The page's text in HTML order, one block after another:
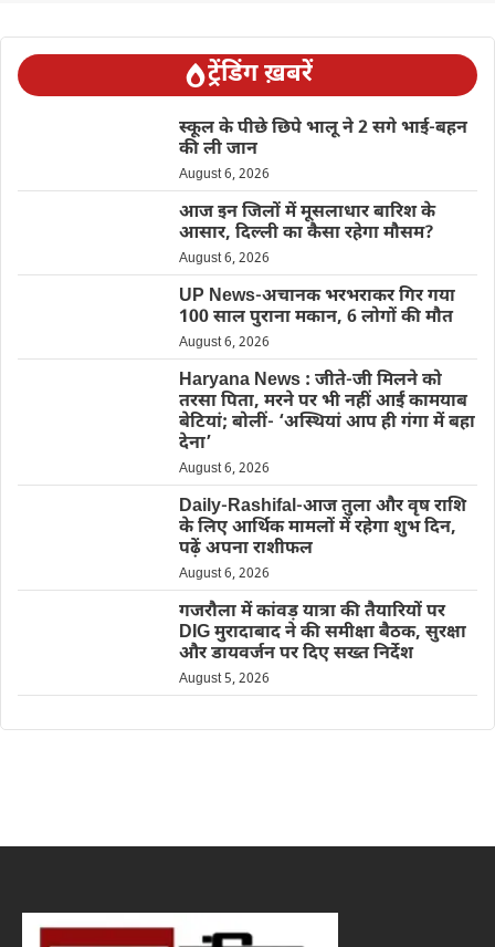
ट्रेंडिंग ख़बरें
स्कूल के पीछे छिपे भालू ने 2 सगे भाई-बहन
की ली जान
August 6, 2026
आज इन जिलों में मूसलाधार बारिश के
आसार, दिल्ली का कैसा रहेगा मौसम?
August 6, 2026
UP News-अचानक भरभराकर गिर गया
100 साल पुराना मकान, 6 लोगों की मौत
August 6, 2026
Haryana News : जीते-जी मिलने को
तरसा पिता, मरने पर भी नहीं आईं कामयाब
बेटियां; बोलीं- ‘अस्थियां आप ही गंगा में बहा
देना’
August 6, 2026
Daily-Rashifal-आज तुला और वृष राशि
के लिए आर्थिक मामलों में रहेगा शुभ दिन,
पढ़ें अपना राशीफल
August 6, 2026
गजरौला में कांवड़ यात्रा की तैयारियों पर
DIG मुरादाबाद ने की समीक्षा बैठक, सुरक्षा
और डायवर्जन पर दिए सख्त निर्देश
August 5, 2026